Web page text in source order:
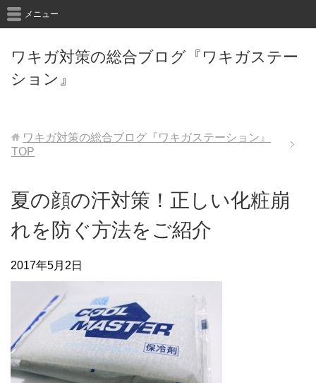
ワキガ対策の総合ブログ『ワキガステー
ション』
メニュー
ワキガ対策の総合ブログ『ワキガステーション』
TOP
夏の顔の汗対策！正しい化粧崩
れを防ぐ方法をご紹介
2017年5月2日